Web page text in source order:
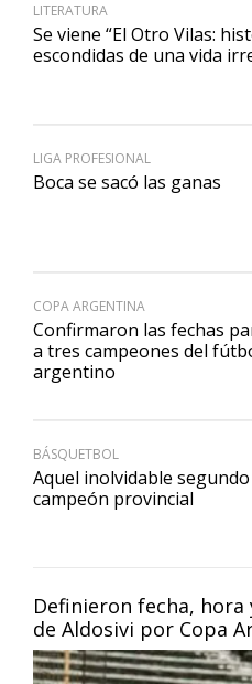
Definieron fecha,
de Aldosivi por Copa
LITERATURA
Se viene “El Otro Vilas:
escondidas de una vida
LIGA PROFESIONAL
Boca se sacó las ganas
COPA ARGENTINA
Confirmaron las fechas
a tres campeones del
argentino
BÁSQUETBOL
Aquel inolvidable
campeón provincial